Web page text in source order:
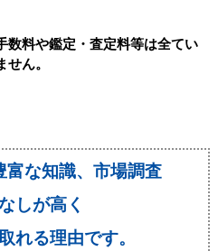
すので、洗剤を水で薄め、
い。 乾いた布で乾拭きをし
本の気候に合わないため、
べた付きの原因になりま
数料や鑑定・査定料等は全てい
せん。
富な知識、市場調査
しが高く
れる理由です。